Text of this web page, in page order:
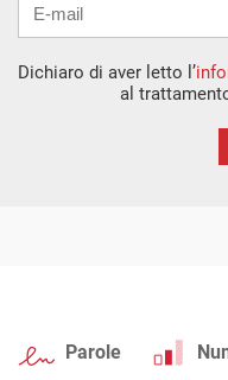
Dichiaro di aver letto l’
al
Parole